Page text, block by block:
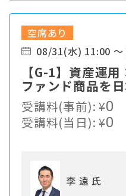
空席あり
08/31(水) 11:00
【G-1】資産運
ファンド商品を
に提供 ～10万ド
界の名門ヘッジフ
受講料(事前):¥0
受講料(当日):¥0
李 遠 氏